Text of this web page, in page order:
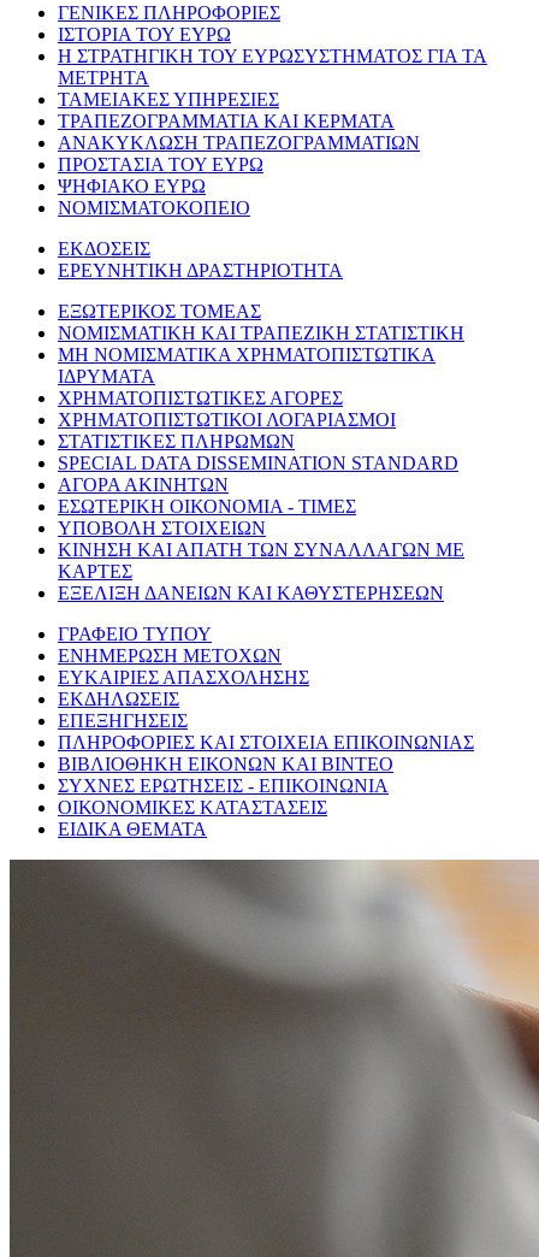
ΓΕΝΙΚΕΣ ΠΛΗΡΟΦΟΡΙΕΣ
ΙΣΤΟΡΙΑ ΤΟΥ ΕΥΡΩ
Η ΣΤΡΑΤΗΓΙΚΗ ΤΟΥ ΕΥΡΩΣΥΣΤΗΜΑΤΟΣ ΓΙΑ ΤΑ
ΜΕΤΡΗΤΑ
ΤΑΜΕΙΑΚΕΣ ΥΠΗΡΕΣΙΕΣ
ΤΡΑΠΕΖΟΓΡΑΜΜΑΤΙΑ ΚΑΙ ΚΕΡΜΑΤΑ
ΑΝΑΚΥΚΛΩΣΗ ΤΡΑΠΕΖΟΓΡΑΜΜΑΤΙΩΝ
ΠΡΟΣΤΑΣΙΑ ΤΟΥ ΕΥΡΩ
ΨΗΦΙΑΚΟ ΕΥΡΩ
ΝΟΜΙΣΜΑΤΟΚΟΠΕΙΟ
ΕΚΔΟΣΕΙΣ
ΕΡΕΥΝΗΤΙΚΗ ΔΡΑΣΤΗΡΙΟΤΗΤΑ
ΕΞΩΤΕΡΙΚΟΣ ΤΟΜΕΑΣ
ΝΟΜΙΣΜΑΤΙΚΗ ΚΑΙ ΤΡΑΠΕΖΙΚΗ ΣΤΑΤΙΣΤΙΚΗ
ΜΗ ΝΟΜΙΣΜΑΤΙΚΑ ΧΡΗΜΑΤΟΠΙΣΤΩΤΙΚΑ
ΙΔΡΥΜΑΤΑ
ΧΡΗΜΑΤΟΠΙΣΤΩΤΙΚΕΣ ΑΓΟΡΕΣ
ΧΡΗΜΑΤΟΠΙΣΤΩΤΙΚΟΙ ΛΟΓΑΡΙΑΣΜΟΙ
ΣΤΑΤΙΣΤΙΚΕΣ ΠΛΗΡΩΜΩΝ
SPECIAL DATA DISSEMINATION STANDARD
ΑΓΟΡΑ ΑΚΙΝΗΤΩΝ
ΕΣΩΤΕΡΙΚΗ ΟΙΚΟΝΟΜΙΑ - ΤΙΜΕΣ
ΥΠΟΒΟΛΗ ΣΤΟΙΧΕΙΩΝ
ΚΙΝΗΣΗ ΚΑΙ ΑΠΑΤΗ ΤΩΝ ΣΥΝΑΛΛΑΓΩΝ ΜΕ
ΚΑΡΤΕΣ
ΕΞΕΛΙΞΗ ΔΑΝΕΙΩΝ ΚΑΙ ΚΑΘΥΣΤΕΡΗΣΕΩΝ
ΓΡΑΦΕΙΟ ΤΥΠΟΥ
ΕΝΗΜΕΡΩΣΗ ΜΕΤΟΧΩΝ
ΕΥΚΑΙΡΙΕΣ ΑΠΑΣΧΟΛΗΣΗΣ
ΕΚΔΗΛΩΣΕΙΣ
ΕΠΕΞΗΓΗΣΕΙΣ
ΠΛΗΡΟΦΟΡΙΕΣ ΚΑΙ ΣΤΟΙΧΕΙΑ ΕΠΙΚΟΙΝΩΝΙΑΣ
ΒΙΒΛΙΟΘΗΚΗ ΕΙΚΟΝΩΝ ΚΑΙ ΒΙΝΤΕΟ
ΣΥΧΝΕΣ ΕΡΩΤΗΣΕΙΣ - ΕΠΙΚΟΙΝΩΝΙΑ
ΟΙΚΟΝΟΜΙΚΕΣ ΚΑΤΑΣΤΑΣΕΙΣ
ΕΙΔΙΚΑ ΘΕΜΑΤΑ